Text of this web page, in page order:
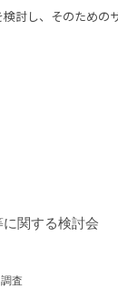
討し、そのための
関する検討会
査